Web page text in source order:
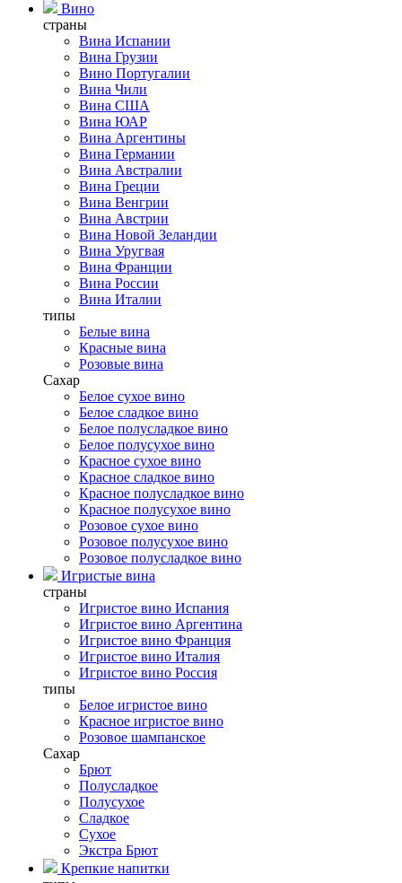
Вино
страны
Вина Испании
Вина Грузии
Вино Португалии
Вина Чили
Вина США
Вина ЮАР
Вина Аргентины
Вина Германии
Вина Австралии
Вина Греции
Вина Венгрии
Вина Австрии
Вина Новой Зеландии
Вина Уругвая
Вина Франции
Вина России
Вина Италии
типы
Белые вина
Красные вина
Розовые вина
Сахар
Белое сухое вино
Белое сладкое вино
Белое полусладкое вино
Белое полусухое вино
Красное сухое вино
Красное сладкое вино
Красное полусладкое вино
Красное полусухое вино
Розовое сухое вино
Розовое полусухое вино
Розовое полусладкое вино
Игристые вина
страны
Игристое вино Испания
Игристое вино Аргентина
Игристое вино Франция
Игристое вино Италия
Игристое вино Россия
типы
Белое игристое вино
Красное игристое вино
Розовое шампанское
Сахар
Брют
Полусладкое
Полусухое
Сладкое
Сухое
Экстра Брют
Крепкие напитки